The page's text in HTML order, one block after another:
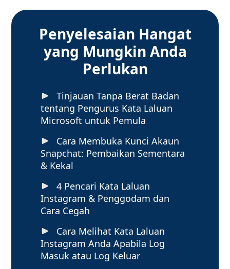
Penyelesaian Hangat
yang Mungkin Anda
Perlukan
Tinjauan Tanpa Berat Badan
tentang Pengurus Kata Laluan
Microsoft untuk Pemula
Cara Membuka Kunci Akaun
Snapchat: Pembaikan Sementara
& Kekal
4 Pencari Kata Laluan
Instagram & Penggodam dan
Cara Cegah
Cara Melihat Kata Laluan
Instagram Anda Apabila Log
Masuk atau Log Keluar